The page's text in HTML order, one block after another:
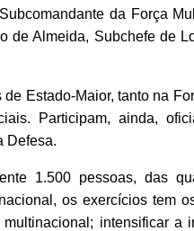
da Força
de Almeida, Subchefe de
Estado-Maior, tanto na
Participam, ainda,
Defesa.
1.500 pessoas, das
os exercícios tem
intensificar a